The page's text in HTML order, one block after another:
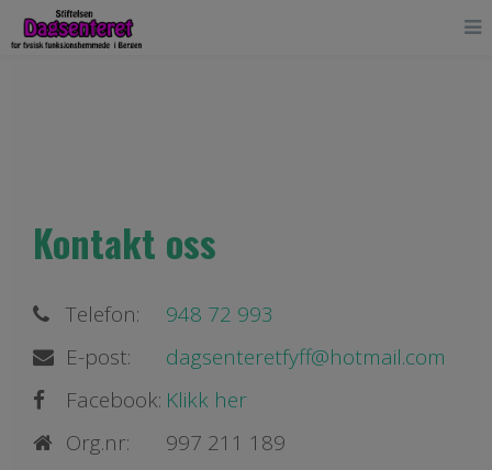
Kontakt oss
Telefon:
948 72 993
E-post:
dagsenteretfyff@hotmail.com
Facebook: Klikk her
Org.nr:
997 211 189